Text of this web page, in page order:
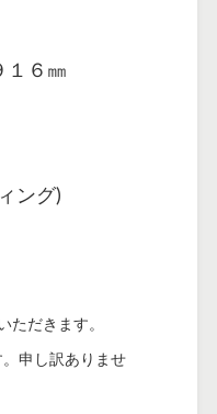
１６㎜
ング)
ただきます。
申し訳ありませ